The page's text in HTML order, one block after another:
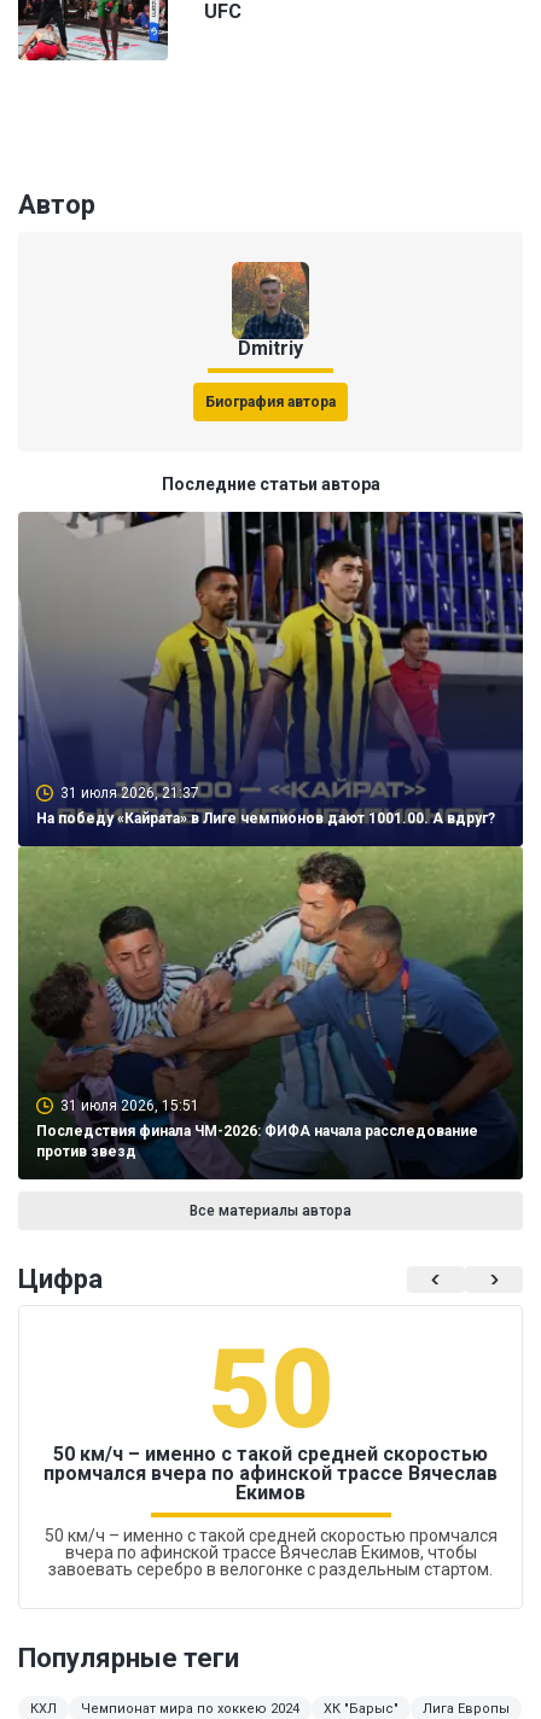
UFC
Автор
Dmitriy
Биография автора
Последние статьи автора
31 июля 2026, 21:37
На победу «Кайрата» в Лиге чемпионов дают 1001.00. А вдруг?
31 июля 2026, 15:51
Последствия финала ЧМ-2026: ФИФА начала расследование
против звезд
Все материалы автора
Цифра
50
50 км/ч – именно с такой средней скоростью
промчался вчера по афинской трассе Вячеслав
Екимов
50 км/ч – именно с такой средней скоростью промчался
вчера по афинской трассе Вячеслав Екимов, чтобы
завоевать серебро в велогонке с раздельным стартом.
Популярные теги
КХЛ Чемпионат мира по хоккею 2024 ХК "Барыс"
Лига Европы